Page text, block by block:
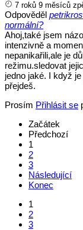
7 roků 9 měsíců
Odpověděl
normální?
Ahoj,také jsem
intenzivně a
nepanikařili,ale je
režimu.sledovat
jedno jaké. I když
přejdeš.
Prosím Přihlásit se
Začátek
Předchozí
1
2
3
Následující
Konec
1
2
3